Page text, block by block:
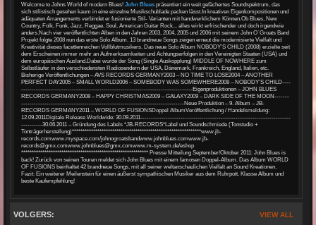
Welcome to Johns World of modern Blues!John Blues präsentiert ein weit gefächertes Soundspektrum, das
sich stilistisch gesehen kaum in eine einzelne Musikschublade packen lässt.In kreativen Eigenkompositionen und
adäquaten Arrangements verbindet er fusionierte Stil- Varianten mit handwerklichem Können.Ob Blues, New
Country, Folk, Funk, Jazz, Reggae, Soul, American Guitar Rock... alles wirkt erfrischender und doch irgendwie
anders.Nach vier veröffentlichten Alben in den Jahren 2003, 2004, 2005 und 2006 mit seinem John O`Groats Band
Projekt folgte 2008 nun das erste Solo Album. 13 brandneue Songs zeigen erneut die modernisierte Vielfalt und
Kreativität dieses facettenreichen Vollblutmusikers. Das neue Solo Album NOBODY’S CHILD (2008) erzielte seit
dem Erscheinen immer mehr an Aufmerksamkeiten und Achtungserfolgen in den Vereinigten Staaten (USA) und
dem europäischen Ausland.Dabei wurde der Song (Single Auskopplung) MIDDLE OF NOWHERE zum
Selbstläufer in den verschiedensten Radiosendern der USA, Dänemark, Frankreich, England, Italien, etc.
Bisherige Veröffentlichungen – AVS RECORDS GERMANY2003 – NO TIME TO LOSE2004 – ANOTHER
PERFECT DAY2005 – SMALL WORLD2006 – SOMEBODY WAS SOMEWHERE2008 – NOBODY’S CHILD----
---------------------------------------------------------------------------------Eigenproduktionen – JOHN BLUES
RECORDS GERMANY2008 – HAPPY CHRISTMAS2009 – GALAXY2009 – DARK SIDE OF THE MOON-------
-----------------------------------------------------------------------------Neue Produktion – 9. Album – JB-
RECORDS GERMANY2011 – WORLD OF FUSIONSDoppel AlbumVeröffentlichung / Handelsmeldung:
12.09.2011Digitale Release Worldwide: 30.09.2011-----------------------------------------------------------------------
----------30.06.2011 – Gründung des Labels *JB-RECORDS*Label und Soundschmiede (Tonstudio +
Tonträgerherstellung)*************************************************************www.jb-
records.comwww.myspace.com/johnogroatsbandwww.johnblues.comwww.jb-
records@gmx.comwww.johnblues@gmx.comwww.m-system.de/eshop
************************************************************ Presse Mitteilung September/Oktober 2011: John Blues is
back! Zurück von seinen Touren meldet sich John Blues mit einem famosen Doppel-Album. Das Album WORLD
OF FUSIONS beinhaltet 42 brandneue Songs, mit all seiner weltanschaulichen Vielfalt an Sound Kreationen.
Fazit: Ein weiterer Meilenstein für einen äußerst sympathischen Musiker aus dem Ruhrpott. Klasse Album und
beste Kaufempfehlung!
VIEW ALL
VOLGERS: